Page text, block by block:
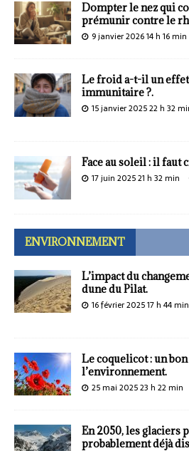
Dompter le nez qui
prémunir contre le
9 janvier 2026 14 h 16 min
Le froid a-t-il un
immunitaire ?.
15 janvier 2025 22 h 32
Face au soleil : il faut
17 juin 2025 21 h 32 min
ENVIRONNEMENT
L’impact du
dune du Pilat.
16 février 2025 17 h 44 min
Le coquelicot : un
l’environnement.
25 mai 2025 23 h 22 min
En 2050, les glaciers
probablement déjà